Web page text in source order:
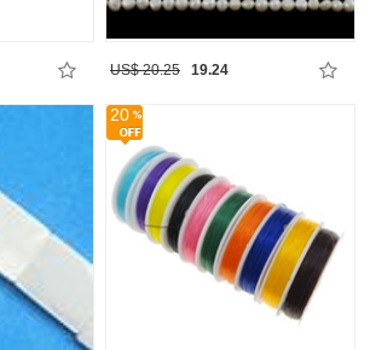
US$ 20.25 19.24
20